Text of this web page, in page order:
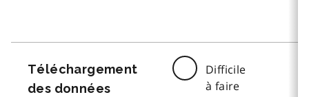
Téléchargement
des données
Difficile
à faire